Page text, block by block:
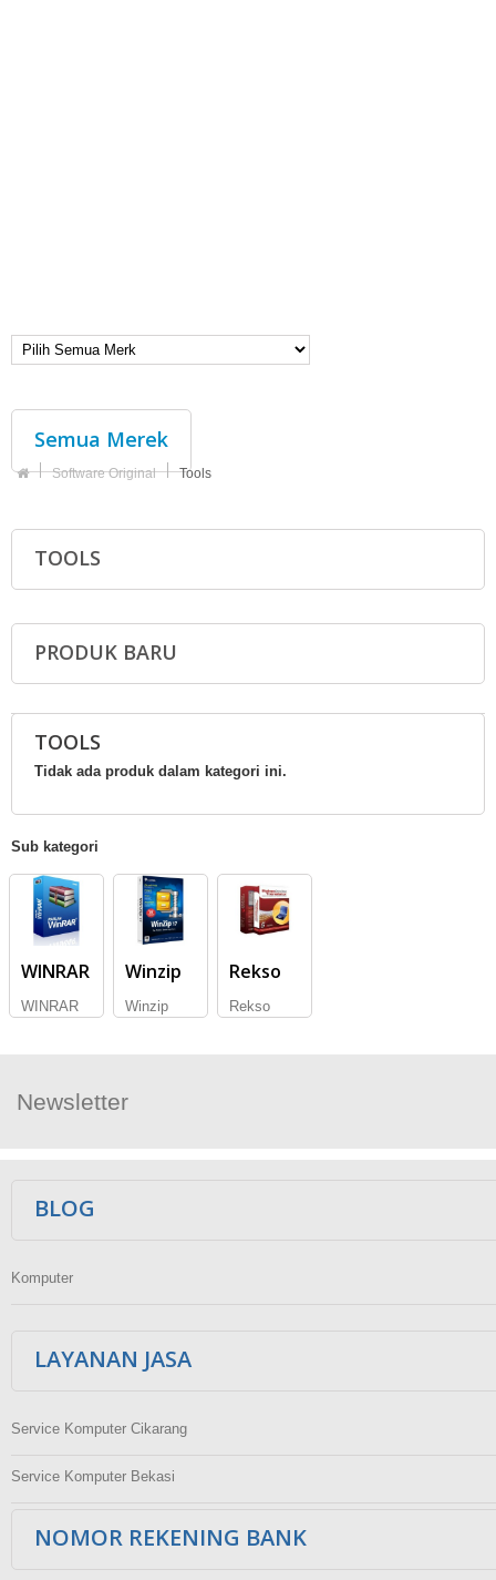
Semua Merek
Software Original Tools
TOOLS
PRODUK BARU
TOOLS
Tidak ada produk dalam kategori ini.
Sub kategori
WINRAR
WINRAR
Winzip
Winzip
Rekso
Rekso
Newsletter
BLOG
Komputer
LAYANAN JASA
Service Komputer Cikarang
Service Komputer Bekasi
NOMOR REKENING BANK